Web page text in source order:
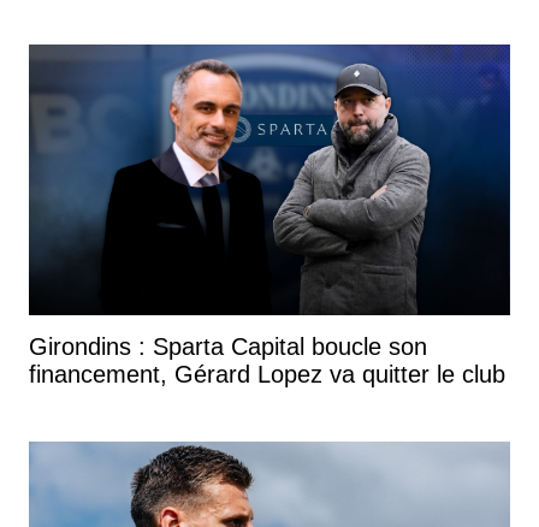
Girondins : Sparta Capital boucle son
financement, Gérard Lopez va quitter le club